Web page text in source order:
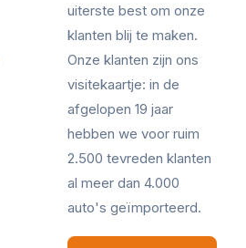
uiterste best om onze
klanten blij te maken.
Onze klanten zijn ons
visitekaartje: in de
afgelopen 19 jaar
hebben we voor ruim
2.500 tevreden klanten
al meer dan 4.000
auto's geïmporteerd.